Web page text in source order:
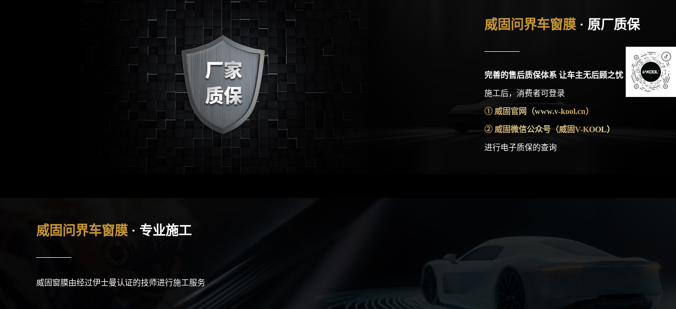
完善的售后质保体系 让车主无后顾之忧
施工后，消费者可登录
① 威固官网（www.v-kool.cn）
② 威固微信公众号（威固V-KOOL）
进行电子质保的查询
威固窗膜由经过伊士曼认证的技师进行施工服务